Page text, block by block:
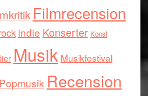
Filmrecension
indie Konserter Konst
Musik Musikfestival
Popmusik Recension